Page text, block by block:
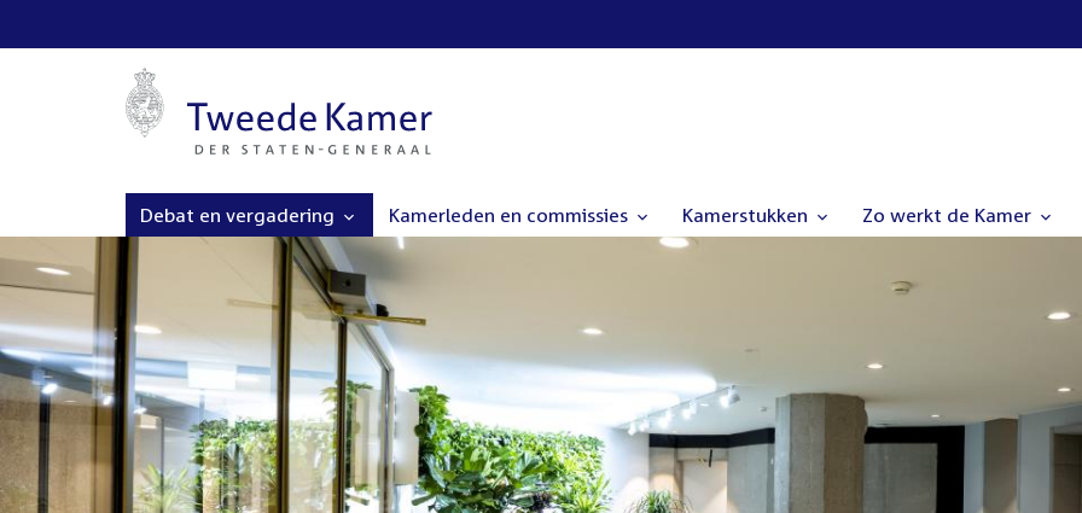
Debat en vergadering Kamerleden en commissies Kamerstukken Zo werkt de Kamer